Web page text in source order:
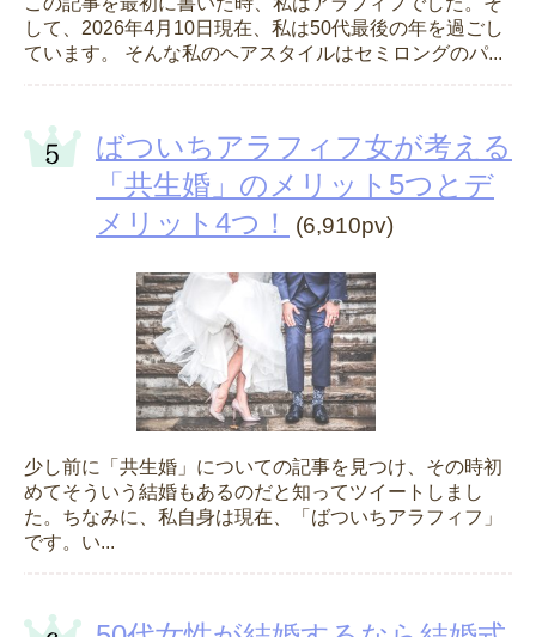
して、2026年4月10日現在、私は50代最後の年を過ごし
ています。 そんな私のヘアスタイルはセミロングのパ...
ばついちアラフィフ女が考える
「共生婚」のメリット5つとデ
メリット4つ！
(6,910pv)
少し前に「共生婚」についての記事を見つけ、その時初
めてそういう結婚もあるのだと知ってツイートしまし
た。ちなみに、私自身は現在、「ばついちアラフィフ」
です。い...